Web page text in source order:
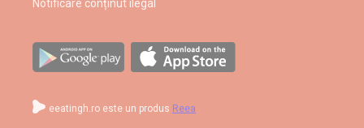
Notificare conținut ilegal
eeatingh.ro este un produs Reea